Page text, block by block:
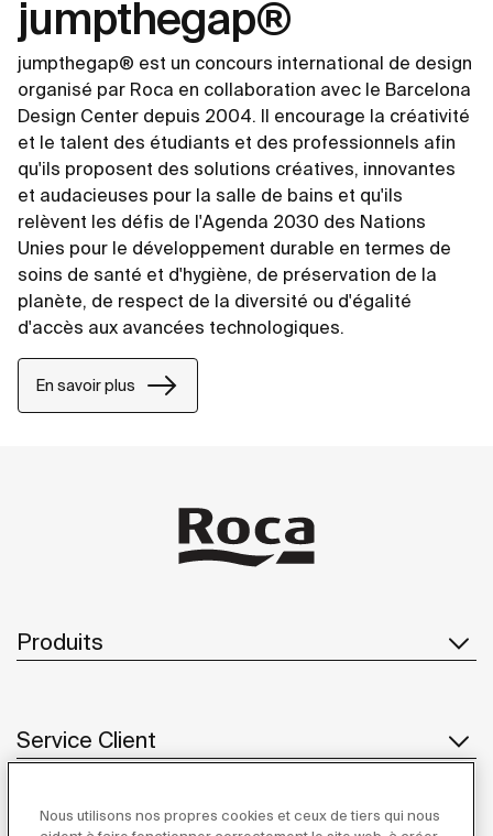
jumpthegap®
jumpthegap® est un concours international de design
organisé par Roca en collaboration avec le Barcelona
Design Center depuis 2004. Il encourage la créativité
et le talent des étudiants et des professionnels afin
qu'ils proposent des solutions créatives, innovantes
et audacieuses pour la salle de bains et qu'ils
relèvent les défis de l'Agenda 2030 des Nations
Unies pour le développement durable en termes de
soins de santé et d'hygiène, de préservation de la
planète, de respect de la diversité ou d'égalité
d'accès aux avancées technologiques.
En savoir plus
Produits
Service Client
Nous utilisons nos propres cookies et ceux de tiers qui nous